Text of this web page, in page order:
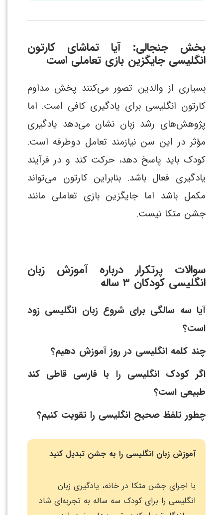
بخش جنجالی: آیا تماشای کارتون
انگلیسی جایگزین بازی تعاملی است
بسیاری از والدین تصور می‌کنند پخش مداوم
کارتون انگلیسی برای یادگیری کافی است. اما
پژوهش‌های رشد زبان نشان می‌دهد یادگیری
مؤثر در این سن نیازمند تعامل دوطرفه است.
کودک باید پاسخ دهد، حرکت کند و در فرآیند
یادگیری فعال باشد. بنابراین کارتون می‌تواند
مکمل باشد اما جایگزین بازی تعاملی مانند
جشن متکا نیست.
سوالات پرتکرار درباره آموزش زبان
انگلیسی کودکان ۳ ساله
آیا سه سالگی برای شروع زبان انگلیسی زود
است؟
چند کلمه انگلیسی در روز آموزش دهیم؟
اگر کودک انگلیسی را با فارسی قاطی کند
طبیعی است؟
چطور تلفظ صحیح انگلیسی را تقویت کنیم؟
آموزش زبان انگلیسی را به جشن تبدیل کنید
با اجرای جشن متکا در خانه، یادگیری زبان
انگلیسی را برای کودک سه ساله به تجربه‌ای شاد